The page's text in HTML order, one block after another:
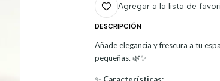
Agregar a la lista de
DESCRIPCIÓN
Añade elegancia y frescura a tu
pequeñas. 🌿✨
✨ Características: